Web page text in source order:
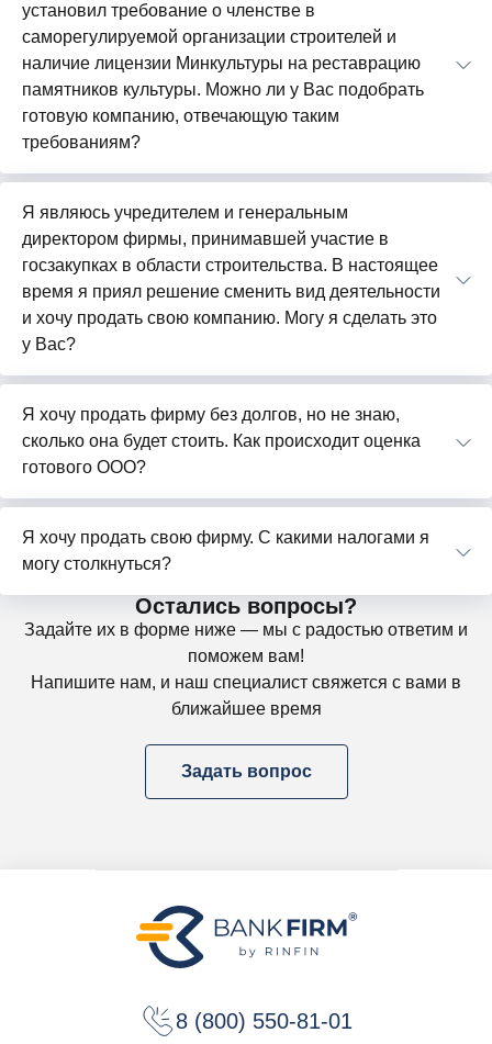
установил требование о членстве в
саморегулируемой организации строителей и
наличие лицензии Минкультуры на реставрацию
памятников культуры. Можно ли у Вас подобрать
готовую компанию, отвечающую таким
требованиям?
Я являюсь учредителем и генеральным
директором фирмы, принимавшей участие в
госзакупках в области строительства. В настоящее
время я приял решение сменить вид деятельности
и хочу продать свою компанию. Могу я сделать это
у Вас?
Я хочу продать фирму без долгов, но не знаю,
сколько она будет стоить. Как происходит оценка
готового ООО?
Я хочу продать свою фирму. С какими налогами я
могу столкнуться?
Остались вопросы?
Задайте их в форме ниже — мы с радостью ответим и
поможем вам!
Напишите нам, и наш специалист свяжется с вами в
ближайшее время
Задать вопрос
8 (800) 550-81-01